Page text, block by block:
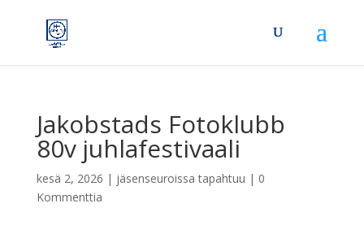
Jakobstads Fotoklubb
80v juhlafestivaali
kesä 2, 2026 | jäsenseuroissa tapahtuu | 0
Kommenttia